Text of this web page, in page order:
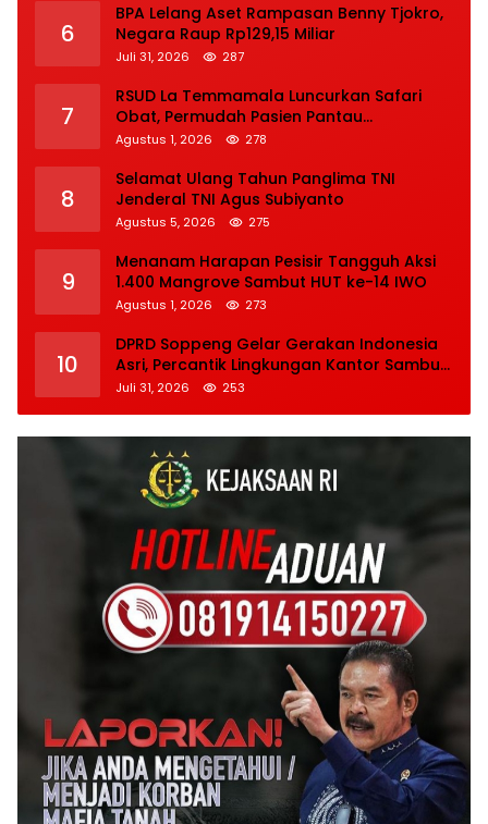
6
BPA Lelang Aset Rampasan Benny Tjokro,
Negara Raup Rp129,15 Miliar
Juli 31, 2026 287
7
RSUD La Temmamala Luncurkan Safari
Obat, Permudah Pasien Pantau
Penyelesaian Resep Secara Real Time
Agustus 1, 2026 278
8
Selamat Ulang Tahun Panglima TNI
Jenderal TNI Agus Subiyanto
Agustus 5, 2026 275
9
Menanam Harapan Pesisir Tangguh Aksi
1.400 Mangrove Sambut HUT ke-14 IWO
Agustus 1, 2026 273
10
DPRD Soppeng Gelar Gerakan Indonesia
Asri, Percantik Lingkungan Kantor Sambut
HUT Ke-81 RI
Juli 31, 2026 253